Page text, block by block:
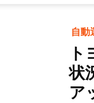
自動
状
ア